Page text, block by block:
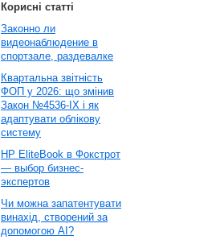
Корисні статті
Законно ли
видеонаблюдение в
спортзале, раздевалке
Квартальна звітність
ФОП у 2026: що змінив
Закон №4536-IX і як
адаптувати облікову
систему
HP EliteBook в Фокстрот
— выбор бизнес-
экспертов
Чи можна запатентувати
винахід, створений за
допомогою AI?